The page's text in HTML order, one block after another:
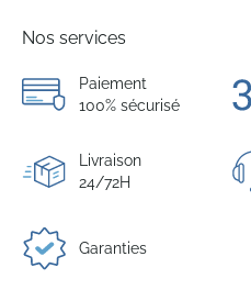
Nos services
Paiement
100% sécurisé
Livraison
24/72H
Garanties